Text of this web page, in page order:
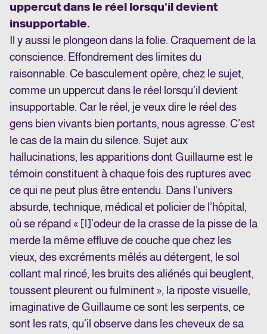
uppercut dans le réel lorsqu’il devient
insupportable.
Il y aussi le plongeon dans la folie. Craquement de la
conscience. Effondrement des limites du
raisonnable. Ce basculement opère, chez le sujet,
comme un uppercut dans le réel lorsqu’il devient
insupportable. Car le réel, je veux dire le réel des
gens bien vivants bien portants, nous agresse. C’est
le cas de la main du silence. Sujet aux
hallucinations, les apparitions dont Guillaume est le
témoin constituent à chaque fois des ruptures avec
ce qui ne peut plus être entendu. Dans l’univers
absurde, technique, médical et policier de l’hôpital,
où se répand « [l]’odeur de la crasse de la pisse de la
merde la même effluve de couche que chez les
vieux, des excréments mêlés au détergent, le sol
collant mal rincé, les bruits des aliénés qui beuglent,
toussent pleurent ou fulminent », la riposte visuelle,
imaginative de Guillaume ce sont les serpents, ce
sont les rats, qu’il observe dans les cheveux de sa